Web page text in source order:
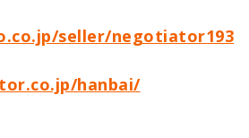
seller/negotiator193
hanbai/